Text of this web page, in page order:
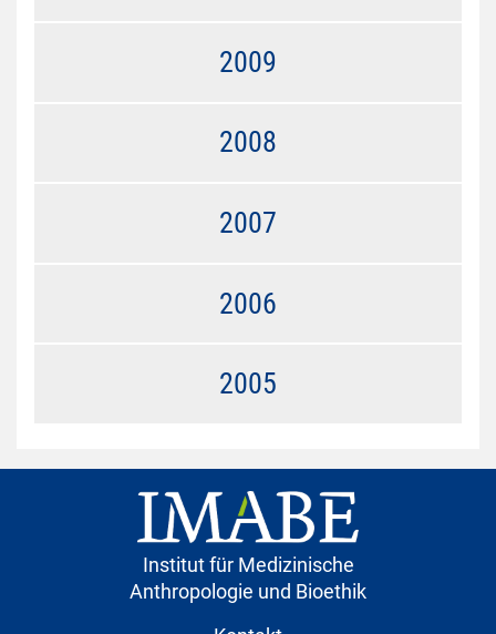
2009
2008
2007
2006
2005
Institut für Medizinische
Anthropologie und Bioethik